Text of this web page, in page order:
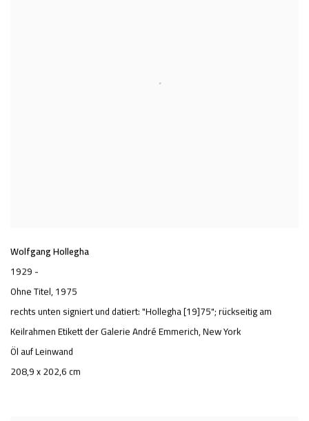
Wolfgang Hollegha
1929 -
Ohne Titel, 1975
rechts unten signiert und datiert: "Hollegha [19]75"; rückseitig am
Keilrahmen Etikett der Galerie André Emmerich, New York
Öl auf Leinwand
208,9 x 202,6 cm